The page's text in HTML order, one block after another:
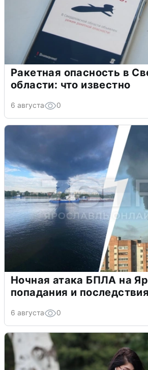
Ракетная опасность в
области: что известно
6 августа 0
Ночная атака БПЛА на
попадания и последствия
6 августа 0